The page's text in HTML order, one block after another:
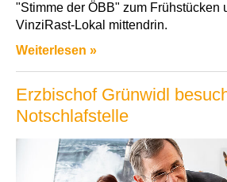
"Stimme der ÖBB" zum Frühstücken
VinziRast-Lokal mittendrin.
Weiterlesen »
Erzbischof Grünwidl
Notschlafstelle